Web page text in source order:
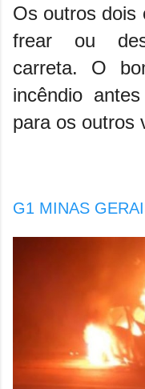
Os outros dois
frear ou
carreta. O
incêndio
para os outros
G1 MINAS